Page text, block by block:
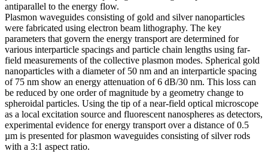
polarization are shown to propagate with negative phase velocities
antiparallel to the energy flow.
Plasmon waveguides consisting of gold and silver nanoparticles
were fabricated using electron beam lithography. The key
parameters that govern the energy transport are determined for
various interparticle spacings and particle chain lengths using far-
field measurements of the collective plasmon modes. Spherical gold
nanoparticles with a diameter of 50 nm and an interparticle spacing
of 75 nm show an energy attenuation of 6 dB/30 nm. This loss can
be reduced by one order of magnitude by a geometry change to
spheroidal particles. Using the tip of a near-field optical microscope
as a local excitation source and fluorescent nanospheres as detectors,
experimental evidence for energy transport over a distance of 0.5
µm is presented for plasmon waveguides consisting of silver rods